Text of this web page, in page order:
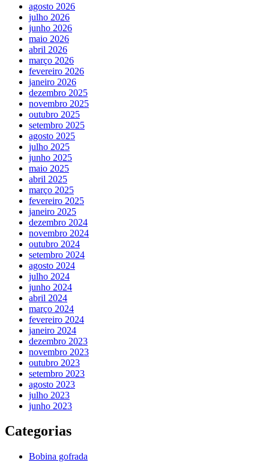
agosto 2026
julho 2026
junho 2026
maio 2026
abril 2026
março 2026
fevereiro 2026
janeiro 2026
dezembro 2025
novembro 2025
outubro 2025
setembro 2025
agosto 2025
julho 2025
junho 2025
maio 2025
abril 2025
março 2025
fevereiro 2025
janeiro 2025
dezembro 2024
novembro 2024
outubro 2024
setembro 2024
agosto 2024
julho 2024
junho 2024
abril 2024
março 2024
fevereiro 2024
janeiro 2024
dezembro 2023
novembro 2023
outubro 2023
setembro 2023
agosto 2023
julho 2023
junho 2023
Categorias
Bobina gofrada